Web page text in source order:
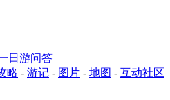
日游问答
略 - 游记 - 图片 - 地图 - 互动社区